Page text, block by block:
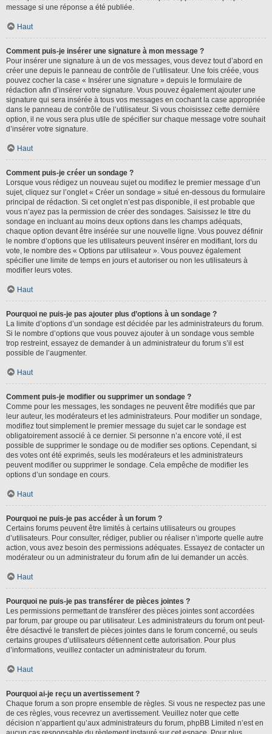
message si une réponse a été publiée.
Haut
Comment puis-je insérer une signature à mon message ?
Pour insérer une signature à un de vos messages, vous devez tout d’abord en
créer une depuis le panneau de contrôle de l’utilisateur. Une fois créée, vous
pouvez cocher la case « Insérer une signature » depuis le formulaire de
rédaction afin d’insérer votre signature. Vous pouvez également ajouter une
signature qui sera insérée à tous vos messages en cochant la case appropriée
dans le panneau de contrôle de l’utilisateur. Si vous choisissez cette dernière
option, il ne vous sera plus utile de spécifier sur chaque message votre souhait
d’insérer votre signature.
Haut
Comment puis-je créer un sondage ?
Lorsque vous rédigez un nouveau sujet ou modifiez le premier message d’un
sujet, cliquez sur l’onglet « Créer un sondage » situé en-dessous du formulaire
principal de rédaction. Si cet onglet n’est pas disponible, il est probable que
vous n’ayez pas la permission de créer des sondages. Saisissez le titre du
sondage en incluant au moins deux options dans les champs adéquats,
chaque option devant être insérée sur une nouvelle ligne. Vous pouvez définir
le nombre d’options que les utilisateurs peuvent insérer en modifiant, lors du
vote, le nombre des « Options par utilisateur ». Vous pouvez également
spécifier une limite de temps en jours et autoriser ou non les utilisateurs à
modifier leurs votes.
Haut
Pourquoi ne puis-je pas ajouter plus d’options à un sondage ?
La limite d’options d’un sondage est décidée par les administrateurs du forum.
Si le nombre d’options que vous pouvez ajouter à un sondage vous semble
trop restreint, essayez de demander à un administrateur du forum s’il est
possible de l’augmenter.
Haut
Comment puis-je modifier ou supprimer un sondage ?
Comme pour les messages, les sondages ne peuvent être modifiés que par
leur auteur, les modérateurs et les administrateurs. Pour modifier un sondage,
modifiez tout simplement le premier message du sujet car le sondage est
obligatoirement associé à ce dernier. Si personne n’a encore voté, il est
possible de supprimer le sondage ou de modifier ses options. Cependant, si
des votes ont été exprimés, seuls les modérateurs et les administrateurs
peuvent modifier ou supprimer le sondage. Cela empêche de modifier les
options d’un sondage en cours.
Haut
Pourquoi ne puis-je pas accéder à un forum ?
Certains forums peuvent être limités à certains utilisateurs ou groupes
d’utilisateurs. Pour consulter, rédiger, publier ou réaliser n’importe quelle autre
action, vous avez besoin des permissions adéquates. Essayez de contacter un
modérateur ou un administrateur du forum afin de lui demander un accès.
Haut
Pourquoi ne puis-je pas transférer de pièces jointes ?
Les permissions permettant de transférer des pièces jointes sont accordées
par forum, par groupe ou par utilisateur. Les administrateurs du forum ont peut-
être désactivé le transfert de pièces jointes dans le forum concerné, ou seuls
certains groupes d’utilisateurs détiennent cette autorisation. Pour plus
d’informations, veuillez contacter un administrateur du forum.
Haut
Pourquoi ai-je reçu un avertissement ?
Chaque forum a son propre ensemble de règles. Si vous ne respectez pas une
de ces règles, vous recevrez un avertissement. Veuillez noter que cette
décision n’appartient qu’aux administrateurs du forum, phpBB Limited n’est en